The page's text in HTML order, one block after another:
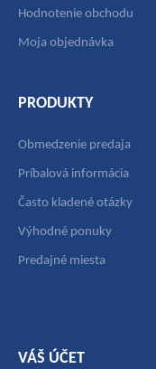
Hodnotenie obchodu
Moja objednávka
PRODUKTY
Obmedzenie predaja
Príbalová informácia
Často kladené otázky
Výhodné ponuky
Predajné miesta
VÁŠ ÚČET